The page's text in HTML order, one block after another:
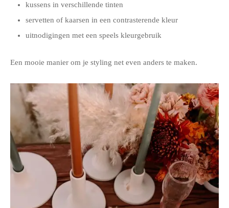
kussens in verschillende tinten
servetten of kaarsen in een contrasterende kleur
uitnodigingen met een speels kleurgebruik
Een mooie manier om je styling net even anders te maken.